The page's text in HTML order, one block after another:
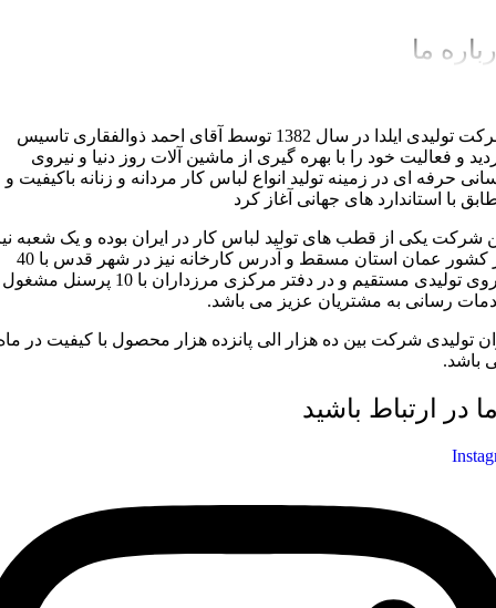
ما
شرکت تولیدی ایلدا در سال 1382 توسط آقای احمد ذوالفقاری تاسیس
و فعالیت خود را با بهره گیری از ماشین آلات روز دنیا و نیروی
حرفه ای در زمینه تولید انواع لباس کار مردانه و زنانه باکیفیت و
با استاندارد های جهانی آغاز کرد
شرکت یکی از قطب های تولید لباس کار در ایران بوده و یک شعبه
در کشور عمان استان مسقط و آدرس کارخانه نیز در شهر قدس با 40
نیروی تولیدی مستقیم و در دفتر مرکزی مرزداران با 10 پرسنل مشغول
رسانی به مشتریان عزیز می باشد.
تولیدی شرکت بین ده هزار الی پانزده هزار محصول با کیفیت در
باشد.
در ارتباط باشید